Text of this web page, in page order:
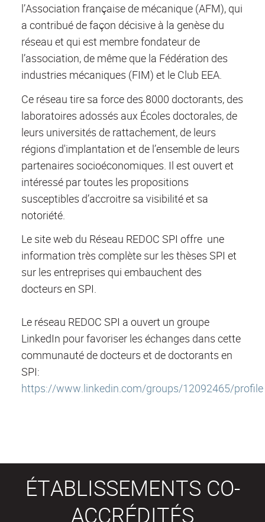
l’Association française de mécanique (AFM), qui
a contribué de façon décisive à la genèse du
réseau et qui est membre fondateur de
l’association, de même que la Fédération des
industries mécaniques (FIM) et le Club EEA.
Ce réseau tire sa force des 8000 doctorants, des
laboratoires adossés aux Écoles doctorales, de
leurs universités de rattachement, de leurs
régions d'implantation et de l’ensemble de leurs
partenaires socioéconomiques. Il est ouvert et
intéressé par toutes les propositions
susceptibles d’accroitre sa visibilité et sa
notoriété.
Le site web du Réseau REDOC SPI offre une
information très complète sur les thèses SPI et
sur les entreprises qui embauchent des
docteurs en SPI.
Le réseau REDOC SPI a ouvert un groupe
LinkedIn pour favoriser les échanges dans cette
communauté de docteurs et de doctorants en
SPI:
https://www.linkedin.com/groups/12092465/profile
ÉTABLISSEMENTS CO-
ACCRÉDITÉS